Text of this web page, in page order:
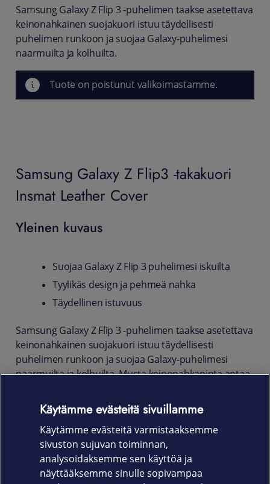
Samsung Galaxy Z Flip 3 -puhelimen taakse asetettava
keinonahkainen suojakuori istuu täydellisesti
puhelimen runkoon ja suojaa Galaxy-puhelimesi
naarmuilta ja kolhuilta.
Tuote on poistunut valikoimastamme.
Samsung Galaxy Z Flip3 -takakuori
Insmat Leather Cover
Yleinen kuvaus
Suojaa Galaxy Z Flip 3 puhelimesi iskuilta
Tyylikäs design ja pehmeä nahka
Täydellinen istuvuus
Samsung Galaxy Z Flip 3 -puhelimen taakse asetettava
keinonahkainen suojakuori istuu täydellisesti
puhelimen runkoon ja suojaa Galaxy-puhelimesi
naarmuilta ja kolhuilta. Musta keinonahkapinta antaa
tilanteessa kuin tilanteessa. Nahkaisen pinnan
ansiosta kuori pysyy hyvässä otteessa kädessäsi ja
helpottaa myös puhelimen käsittelyä.
Tuotekoodi
650-1910
Käytämme evästeitä sivuillamme
Käytämme evästeitä varmistaaksemme
sivuston sujuvan toiminnan,
analysoidaksemme sen käyttöä ja
näyttääksemme sinulle sopivampaa